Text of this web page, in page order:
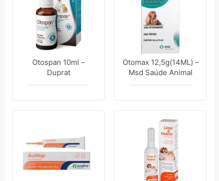
Otospan 10ml –
Duprat
Otomax 12,5g(14ML) –
Msd Saúde Animal